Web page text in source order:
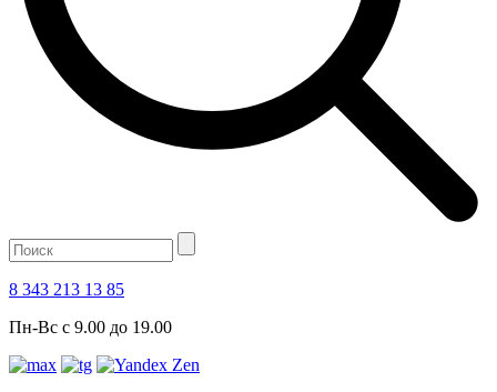
8 343 213 13 85
Пн-Вс с 9.00 до 19.00